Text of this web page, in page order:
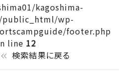
kagoshima-
wp-
footer.php
line 12
keyboard_double_arrow_left 検索結果に戻る